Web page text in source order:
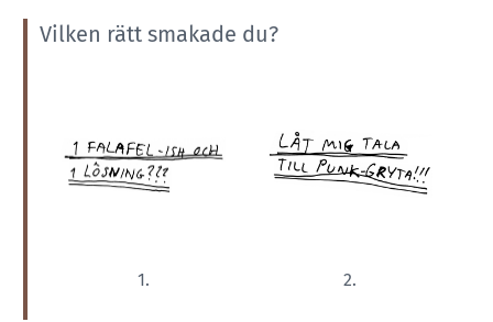
Vilken rätt smakade du?
1. 2.